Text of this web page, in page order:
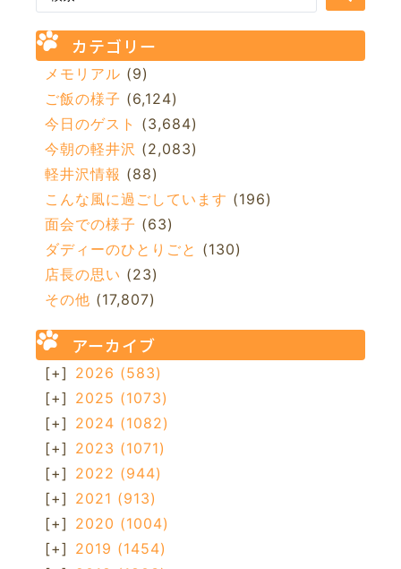
カテゴリー
メモリアル (9)
ご飯の様子 (6,124)
今日のゲスト (3,684)
今朝の軽井沢 (2,083)
軽井沢情報 (88)
こんな風に過ごしています (196)
面会での様子 (63)
ダディーのひとりごと (130)
店長の思い (23)
その他 (17,807)
アーカイブ
[+] 2026 (583)
[+] 2025 (1073)
[+] 2024 (1082)
[+] 2023 (1071)
[+] 2022 (944)
[+] 2021 (913)
[+] 2020 (1004)
[+] 2019 (1454)